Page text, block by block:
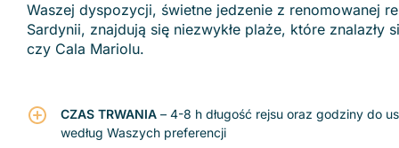
Waszej dyspozycji, świetne jedzenie z renomowanej
Sardynii, znajdują się niezwykłe plaże, które
czy Cala Mariolu.
CZAS TRWANIA – 4-8 h długość rejsu oraz godziny do
według Waszych preferencji